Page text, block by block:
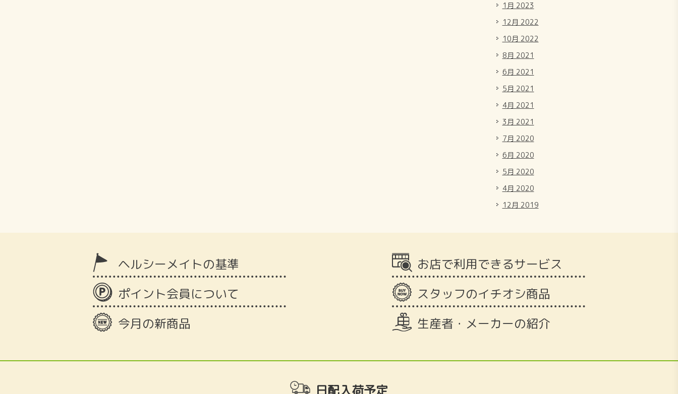
1月 2023
12月 2022
10月 2022
8月 2021
6月 2021
5月 2021
4月 2021
3月 2021
7月 2020
6月 2020
5月 2020
4月 2020
12月 2019
ヘルシーメイトの基準
ポイント会員について
今月の新商品
お店で利用できるサービス
スタッフのイチオシ商品
生産者・メーカーの紹介
日配入荷予定